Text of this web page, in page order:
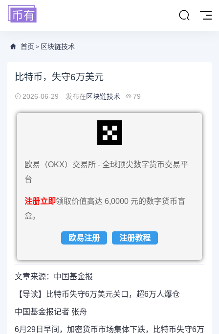
首页 > 区块链技术
比特币，失守6万美元
2026-06-29 发布在区块链技术 79
欧易（OKX）交易所 - 全球顶尖数字货币交易平
台
注册立即领取价值高达 6,0000 元的数字货币盲
盒。
欧易注册 注册教程
文章来源：中国基金报
【导读】比特币失守6万美元关口，超6万人爆仓
中国基金报记者 张舟
6月29日早间，加密货币市场集体下跌，比特币失守6万